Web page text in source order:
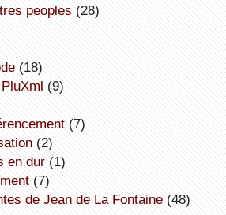
peoples (28)
(18)
(9)
(7)
(2)
en dur(1)
(7)
de Jean de La Fontaine(48)